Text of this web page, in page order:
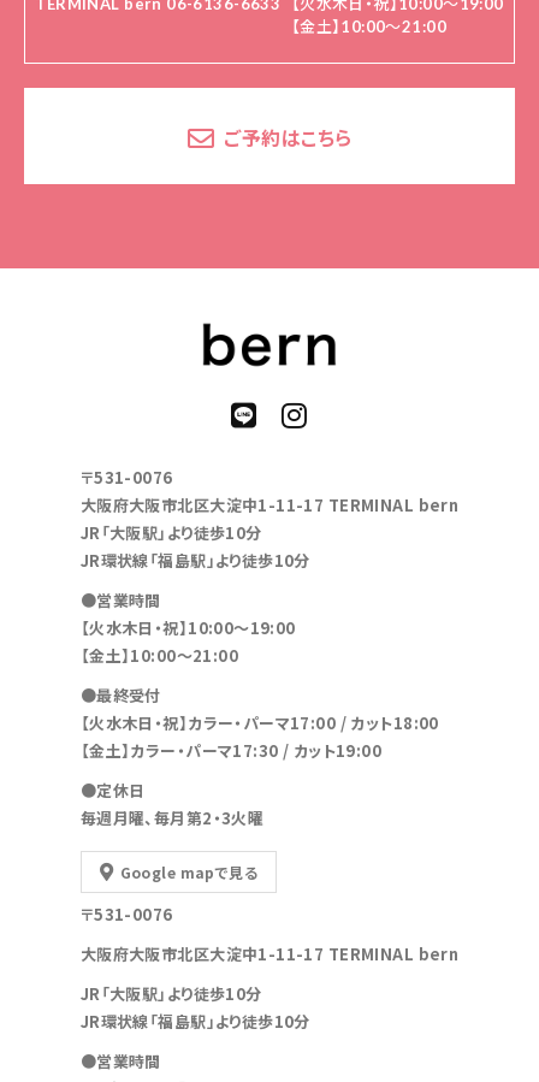
TERMINAL bern 06-6136-6633
【火水木日・祝】10:00～19:00
【金土】10:00〜21:00
ご予約はこちら
〒531-0076
大阪府大阪市北区大淀中1-11-17 TERMINAL bern
JR「大阪駅」より徒歩10分
JR環状線「福島駅」より徒歩10分
●営業時間
【火水木日・祝】10:00～19:00
【金土】10:00〜21:00
●最終受付
【火水木日・祝】カラー・パーマ17:00 / カット18:00
【金土】カラー・パーマ17:30 / カット19:00
●定休日
毎週月曜、毎月第2・3火曜
Google mapで見る
〒531-0076
大阪府大阪市北区大淀中1-11-17 TERMINAL bern
JR「大阪駅」より徒歩10分
JR環状線「福島駅」より徒歩10分
●営業時間